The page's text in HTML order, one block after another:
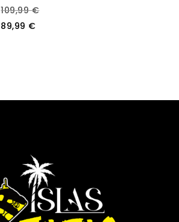
109,99€Original
89,99 €Current